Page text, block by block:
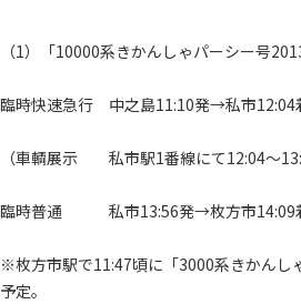
（1）「10000系きかんしゃパーシー号
臨時快速急行 中之島11:10発→私市12:04
（車輌展示 私市駅1番線にて12:04～
臨時普通 私市13:56発→枚方市14:09
※枚方市駅で11:47頃に「3000系きかんし
予定。